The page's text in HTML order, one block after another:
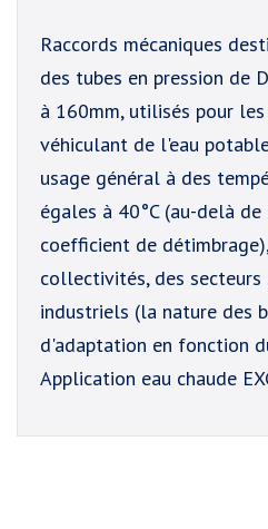
Raccords mécaniques
des tubes en pression de
à 160mm, utilisés pour
véhiculant de l'eau
usage général à des
égales à 40°C (au-delà de
coefficient de
collectivités, des secteurs
industriels (la nature des
d'adaptation en fonction
Application eau chaude